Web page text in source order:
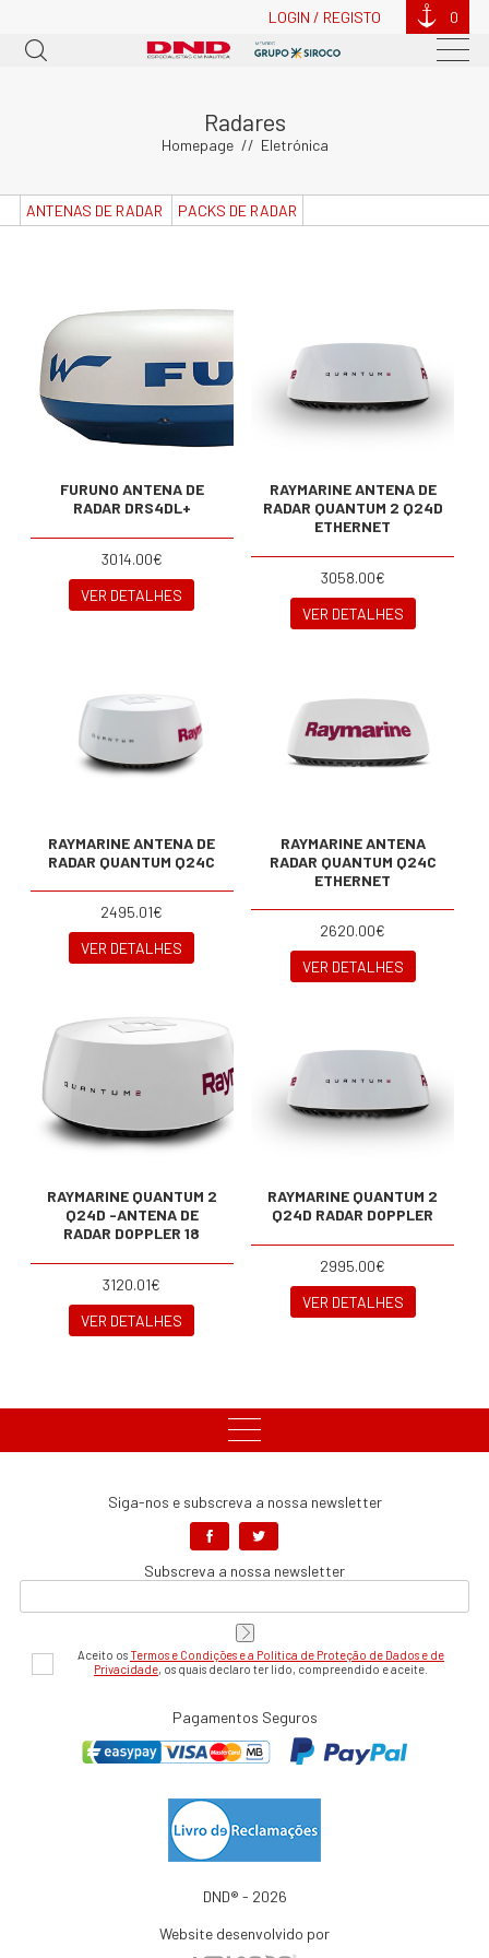
LOGIN / REGISTO 0
Radares
Homepage Eletrónica
ANTENAS DE RADAR PACKS DE RADAR
FURUNO ANTENA DE
RADAR DRS4DL+
3014.00€
VER DETALHES
RAYMARINE ANTENA DE
RADAR QUANTUM 2 Q24D
ETHERNET
3058.00€
VER DETALHES
RAYMARINE ANTENA DE
RADAR QUANTUM Q24C
2495.01€
VER DETALHES
RAYMARINE ANTENA
RADAR QUANTUM Q24C
ETHERNET
2620.00€
VER DETALHES
RAYMARINE QUANTUM 2
Q24D -ANTENA DE
RADAR DOPPLER 18
3120.01€
VER DETALHES
RAYMARINE QUANTUM 2
Q24D RADAR DOPPLER
2995.00€
VER DETALHES
Siga-nos e subscreva a nossa newsletter
Subscreva a nossa newsletter
Aceito osTermos e Condições e a Política de Proteção de Dados e de
Privacidade , os quais declaro ter lido, compreendido e aceite.
Pagamentos Seguros
DND® - 2026
Website desenvolvido por